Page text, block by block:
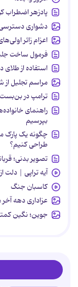
پادزهر اضطراب کودک
دشواری دسترسی
اعزام زائر
فرمول ساخت
استفاده از طلای
مراسم تجلیل از
ترامپ در بن‌بست
راهنمای
بپرسیم
چگونه یک پارک
طراحی کنیم؟
تصویر بدنی؛
آیه تراپی | دلت
کاسبان جنگ
عزاداری دهه آخر
جوین؛ نگین